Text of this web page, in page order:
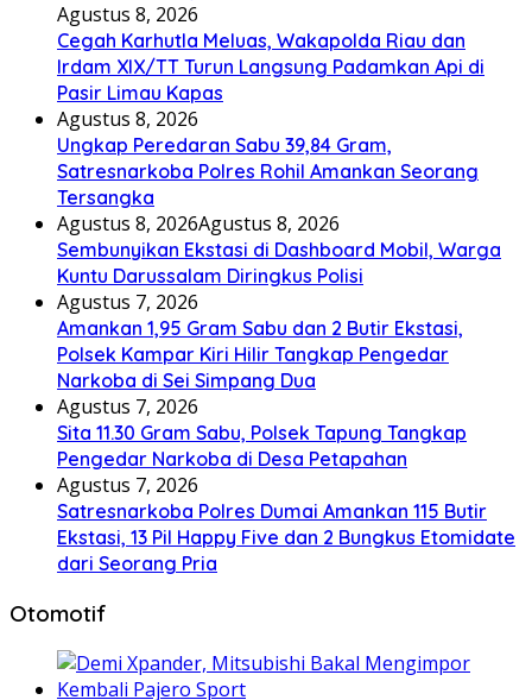
Agustus 8, 2026
Cegah Karhutla Meluas, Wakapolda Riau dan
Irdam XIX/TT Turun Langsung Padamkan Api di
Pasir Limau Kapas
Agustus 8, 2026
Ungkap Peredaran Sabu 39,84 Gram,
Satresnarkoba Polres Rohil Amankan Seorang
Tersangka
Agustus 8, 2026Agustus 8, 2026
Sembunyikan Ekstasi di Dashboard Mobil, Warga
Kuntu Darussalam Diringkus Polisi
Agustus 7, 2026
Amankan 1,95 Gram Sabu dan 2 Butir Ekstasi,
Polsek Kampar Kiri Hilir Tangkap Pengedar
Narkoba di Sei Simpang Dua
Agustus 7, 2026
Sita 11.30 Gram Sabu, Polsek Tapung Tangkap
Pengedar Narkoba di Desa Petapahan
Agustus 7, 2026
Satresnarkoba Polres Dumai Amankan 115 Butir
Ekstasi, 13 Pil Happy Five dan 2 Bungkus Etomidate
dari Seorang Pria
Otomotif